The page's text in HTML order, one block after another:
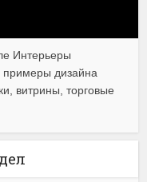
Интерьеры
примеры дизайна
витрины, торговые